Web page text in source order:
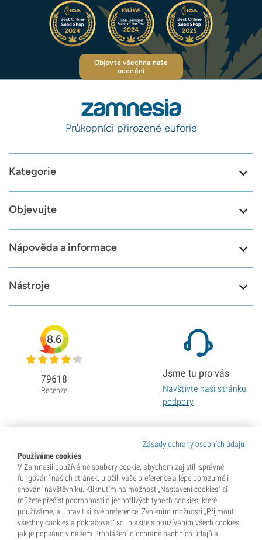
Objevte všechna naše
ocenění
Průkopníci přirozené euforie
Kategorie
Objevujte
Nápověda a informace
Nástroje
Zásady ochrany osobních údajů
Používáme cookies
V Zamnesii používáme soubory cookie, abychom zajistili správné
fungování našich stránek, uložili vaše preference a lépe porozuměli
chování návštěvníků. Kliknutím na možnost „Nastavení cookies“ si
můžete přečíst podrobnosti o jednotlivých typech cookies, které
používáme, a upravit si své preference. Zvolením možnosti „Přijmout
všechny cookies a pokračovat“ souhlasíte s používáním všech cookies,
jak je popsáno v našem Prohlášení o ochraně osobních údajů a
8.6
79618
Recenze
Jsme tu pro vás
Navštivte naši stránku
podpory